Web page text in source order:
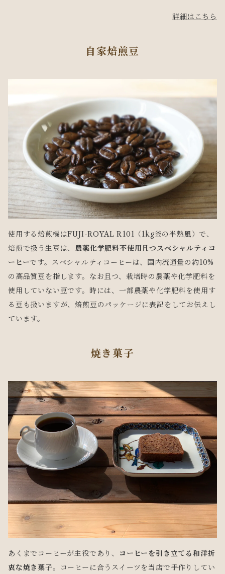
詳細はこちら
自家焙煎豆
使用する焙煎機はFUJI-ROYAL R101（1kg釜の半熱風）で、
焙煎で扱う生豆は、 農薬化学肥料不使用且つスペシャルティコ
ーヒーです。スペシャルティコーヒーは、国内流通量の約10%
の高品質豆を指します。なお且つ、栽培時の農薬や化学肥料を
使用していない豆です。時には、一部農薬や化学肥料を使用す
る豆も扱いますが、焙煎豆のパッケージに表記をしてお伝えし
ています。
焼き菓子
あくまでコーヒーが主役であり、
コーヒーを引き立てる和洋折
衷な焼き菓子。コーヒーに合うスイーツを当店で手作りしてい